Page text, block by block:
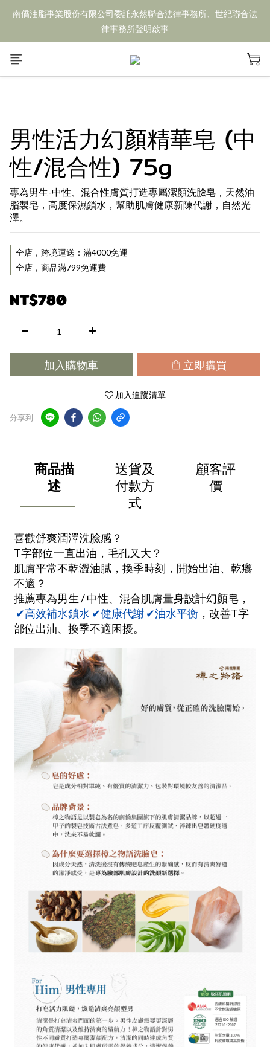
南僑油脂事業股份有限公司委託永然聯合法律事務所、世紀聯合法
律事務所聲明啟事
男性活力幻顏精華皂 (中
性/混合性) 75g
專為男生-中性、混合性膚質打造專屬潔顏洗臉皂，天然油
脂製皂，高度保濕鎖水，幫助肌膚健康新陳代謝，自然光
澤。
全店，跨境運送：滿4000免運
全店，商品滿799免運費
NT$780
加入購物車 立即購買
加入追蹤清單
分享到
商品描
述
送貨及
付款方
式
顧客評
價
喜歡舒爽潤澤洗臉感？
T字部位一直出油，毛孔又大？
肌膚平常不乾澀油膩，換季時刻，開始出油、乾癢
不適？
推薦專為男生 / 中性、混合肌膚量身設計幻顏皂，
✔︎高效補水鎖水 ✔︎健康代謝 ✔︎油水平衡 ，改善T字
部位出油、換季不適困擾。